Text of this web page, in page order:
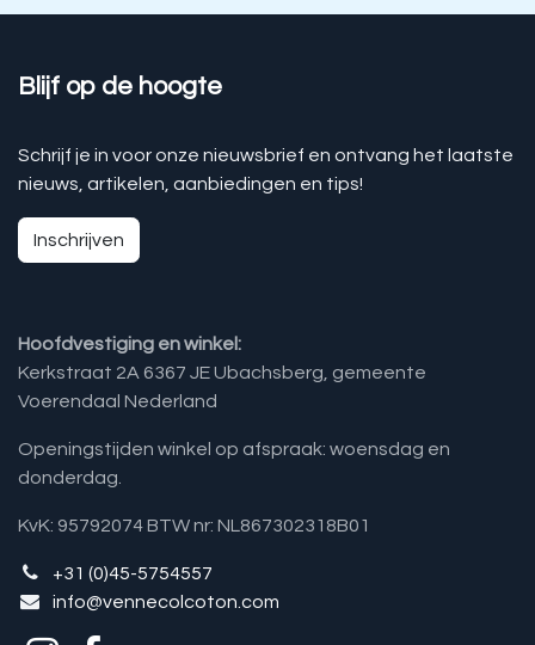
Blijf op de hoogte
Schrijf je in voor onze nieuwsbrief en ontvang het laatste
nieuws, artikelen, aanbiedingen en tips!
Inschrijven
Hoofdvestiging en winkel:
Kerkstraat 2A 6367 JE Ubachsberg, gemeente
Voerendaal Nederland
Openingstijden winkel op afspraak: woensdag en
donderdag.
KvK: 95792074 BTW nr: NL867302318B01
+31 (0)45-5754557
info@vennecolcoton.com